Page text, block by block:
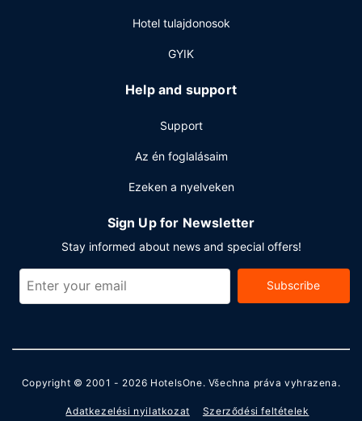
Hotel tulajdonosok
GYIK
Help and support
Support
Az én foglalásaim
Ezeken a nyelveken
Sign Up for Newsletter
Stay informed about news and special offers!
Subscribe
Copyright © 2001 - 2026 HotelsOne. Všechna práva vyhrazena.
Adatkezelési nyilatkozat Szerződési feltételek